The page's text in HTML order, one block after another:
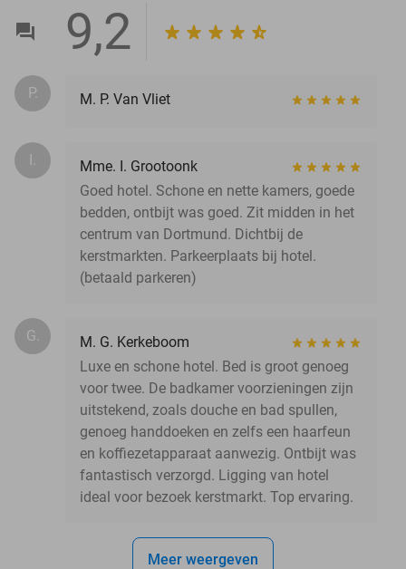
9,2
P. M. P. Van Vliet
I.
Mme. I. Grootoonk
Goed hotel. Schone en nette kamers, goede
bedden, ontbijt was goed. Zit midden in het
centrum van Dortmund. Dichtbij de
kerstmarkten. Parkeerplaats bij hotel.
(betaald parkeren)
G.
M. G. Kerkeboom
Luxe en schone hotel. Bed is groot genoeg
voor twee. De badkamer voorzieningen zijn
uitstekend, zoals douche en bad spullen,
genoeg handdoeken en zelfs een haarfeun
en koffiezetapparaat aanwezig. Ontbijt was
fantastisch verzorgd. Ligging van hotel
ideal voor bezoek kerstmarkt. Top ervaring.
Meer weergeven